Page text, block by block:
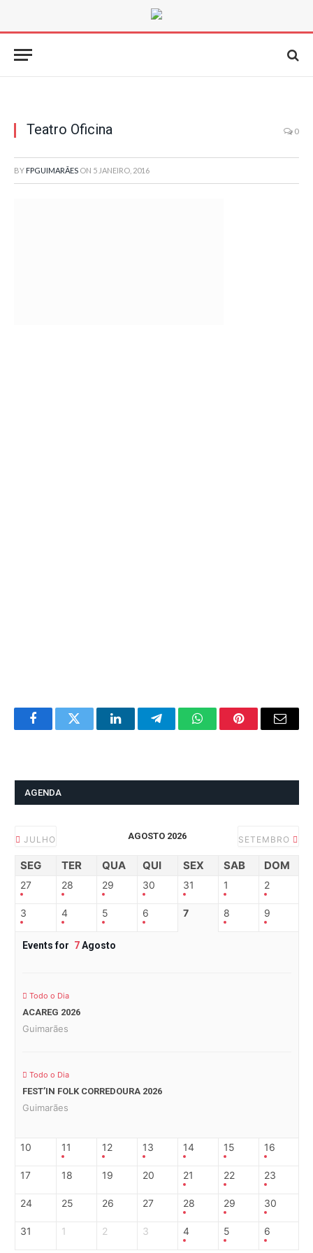
Teatro Oficina 0
BY FPGUIMARÃES ON 5 JANEIRO, 2016
FacebookTwitter LinkedInTelegramWhatsAppPinterestEmail
AGENDA
JULHO AGOSTO 2026 SETEMBRO
SEG TER QUA QUI SEX SAB DOM
27 28 29 30 31 1 2
3 4 5 6 7 8 9
Events for 7Agosto
Todo o Dia
ACAREG 2026
Guimarães
Todo o Dia
FEST’IN FOLK CORREDOURA 2026
Guimarães
10 11 12 13 14 15 16
17 18 19 20 21 22 23
24 25 26 27 28 29 30
31 1 2 3 4 5 6